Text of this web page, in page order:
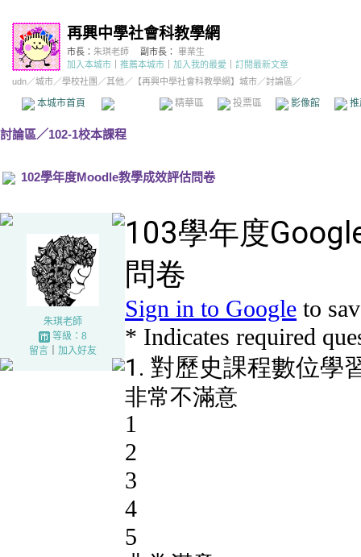
再興中學社會科教學網
市長： 朱琪老師 副市長： 畢業生
加入本城市
推薦本城市 加入我的最愛
訂閱最新文章
udn／城市／學校社團 ／其他 ／ 【再興中學社會科教學網】城市／討論區／
本城市首頁 精華區 投票區 影像館
討論區／102-1校本課程
102學年度Moodle教學成效評估問卷
朱琪老師
等級：8
留言｜ 加入好友